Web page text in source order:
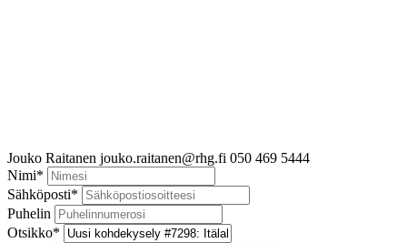
Jouko Raitanen jouko.raitanen@rhg.fi 050 469 5444
Nimi*
Sähköposti*
Puhelin
Otsikko*